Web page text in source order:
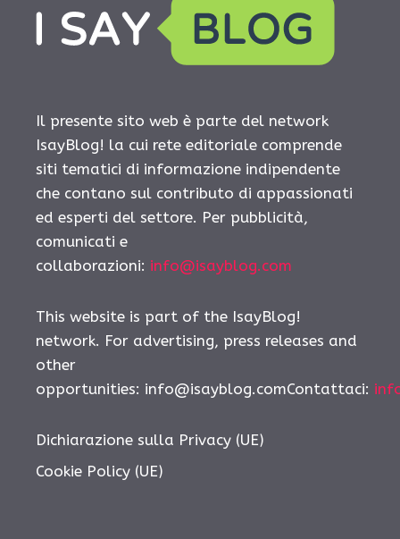
Il presente sito web è parte del network
IsayBlog! la cui rete editoriale comprende
siti tematici di informazione indipendente
che contano sul contributo di appassionati
ed esperti del settore. Per pubblicità,
comunicati e
collaborazioni: info@isayblog.com
This website is part of the IsayBlog!
network. For advertising, press releases and
other
opportunities: info@isayblog.comContattaci:
Dichiarazione sulla Privacy (UE)
Cookie Policy (UE)